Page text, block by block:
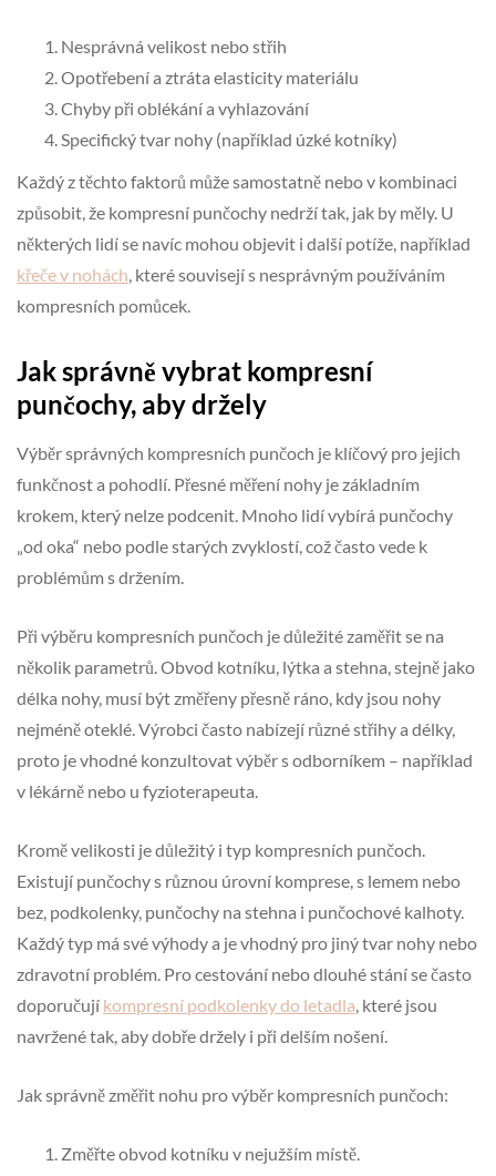
Nesprávná velikost nebo střih
Opotřebení a ztráta elasticity materiálu
Chyby při oblékání a vyhlazování
Specifický tvar nohy (například úzké kotníky)
Každý z těchto faktorů může samostatně nebo v kombinaci
způsobit, že kompresní punčochy nedrží tak, jak by měly. U
některých lidí se navíc mohou objevit i další potíže, například
křeče v nohách, které souvisejí s nesprávným používáním
kompresních pomůcek.
Jak správně vybrat kompresní
punčochy, aby držely
Výběr správných kompresních punčoch je klíčový pro jejich
funkčnost a pohodlí. Přesné měření nohy je základním
krokem, který nelze podcenit. Mnoho lidí vybírá punčochy
„od oka“ nebo podle starých zvyklostí, což často vede k
problémům s držením.
Při výběru kompresních punčoch je důležité zaměřit se na
několik parametrů. Obvod kotníku, lýtka a stehna, stejně jako
délka nohy, musí být změřeny přesně ráno, kdy jsou nohy
nejméně oteklé. Výrobci často nabízejí různé střihy a délky,
proto je vhodné konzultovat výběr s odborníkem – například
v lékárně nebo u fyzioterapeuta.
Kromě velikosti je důležitý i typ kompresních punčoch.
Existují punčochy s různou úrovní komprese, s lemem nebo
bez, podkolenky, punčochy na stehna i punčochové kalhoty.
Každý typ má své výhody a je vhodný pro jiný tvar nohy nebo
zdravotní problém. Pro cestování nebo dlouhé stání se často
doporučují kompresní podkolenky do letadla, které jsou
navržené tak, aby dobře držely i při delším nošení.
Jak správně změřit nohu pro výběr kompresních punčoch:
Změřte obvod kotníku v nejužším místě.